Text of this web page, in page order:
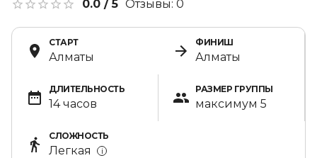
0.0 / 5 Отзывы: 0
СТАРТ
Алматы
ФИНИШ
Алматы
ДЛИТЕЛЬНОСТЬ
14 часов
РАЗМЕР ГРУППЫ
максимум 5
СЛОЖНОСТЬ
Легкая i